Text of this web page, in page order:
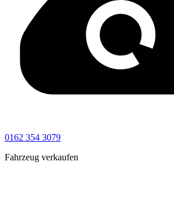
0162 354 3079
Fahrzeug verkaufen